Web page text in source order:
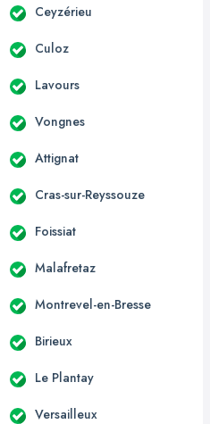
Ceyzérieu
Culoz
Lavours
Vongnes
Attignat
Cras-sur-Reyssouze
Foissiat
Malafretaz
Montrevel-en-Bresse
Birieux
Le Plantay
Versailleux